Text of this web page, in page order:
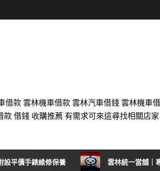
款 雲林機車借款 雲林汽車借錢 雲林機
借錢 收購推薦 有需求可來這尋找相關店
手錶維修保養 雲林統一當舖｜專業收